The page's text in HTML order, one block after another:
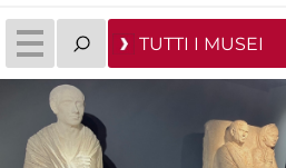
TUTTI I MUSEI